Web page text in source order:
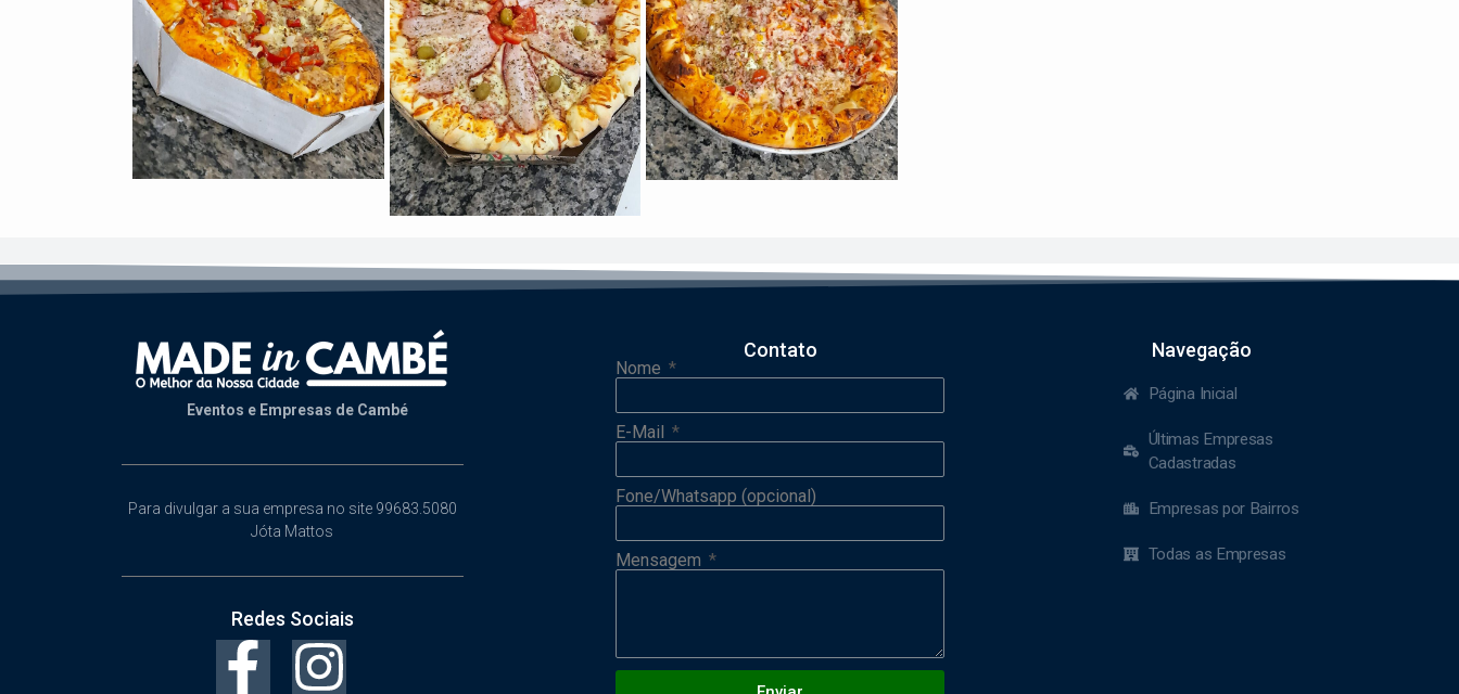
Eventos e Empresas de Cambé
Para divulgar a sua empresa no site 99683.5080
Jóta Mattos
Redes Sociais
Contato
Nome
E-Mail
Fone/Whatsapp (opcional)
Mensagem
Navegação
Página Inicial
Últimas Empresas
Cadastradas
Empresas por Bairros
Todas as Empresas